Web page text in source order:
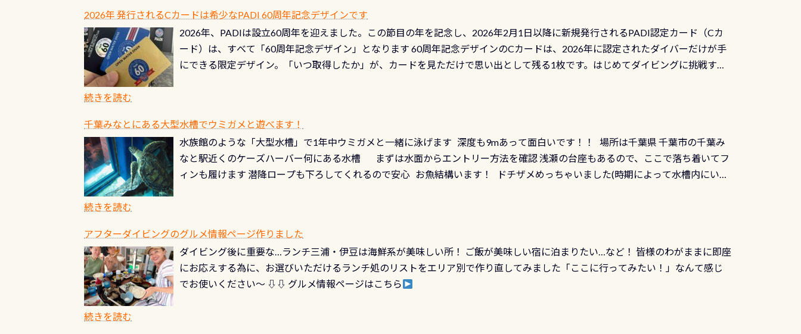
点検をする度に1行目の「水漏れ検査代」が5,500円掛かります そこで下記のキャンペーンを利用してみてはどうでしょうか？
8/31までの間に、ドライスーツの点検・オーバーホールを出して頂いた方は、上記の水検査料5,500円がなんと無料になります！
ドライスーツクリーニングだけでも出そうと思ってる方は、セットでこの水検査も出しましょう！そし続きを読む
ませ 6月から10月の間で開催しております 長良川ってどんな川？ 長良川は日本三大清流(四万十川、柿田川)の１つに数えられ
る清流（水質汚染の少ない、または無い川のこと）で岐阜県の郡上市に始まり、美濃を経て伊勢湾に流れます1985年には環境省
の「名水100選」にまた2001年には「日本の水浴場88選」に全国で唯一河川で選ばれた清流です川にしては珍しく、水深が深い
ところでは12mほどあり十分ダイビングを楽しむことが出来ます 川原からのエントリーエキジットは正に大自然の中でのダイビ
ダウンカレントが発生している箇所などもあり、なかなか海では見られない光景です 透明度の良い川を数百メートルドリフトす
る(流される)のは快感です！ 特別天然記念物「オオサンショウウオ」が見れる 長良川ダイビング最大の見どころがこの特別天然
記念物の「オオサンショウウオ」です 大きなものでは体長1mを超える世界最大の両生類です個体数が少なくかなり貴重な生物で
すが、ここ長良川ではかなりの確立で見ることが出来ます特別天然記念物と言えば他には「 続きを読む
2026年 発行されるCカードは希少なPADI 60周年記念デザインです
2026年、PADIは設立60周年を迎えました。この節目の年を記念し、2026年2月1日以降に新規発行されるPADI認定カード（Cカ
ード）は、すべて「60周年記念デザイン」となります 60周年記念デザインのCカードは、2026年に認定されたダイバーだけが手
にできる限定デザイン。「いつ取得したか」が、カードを見ただけで思い出として残る1枚です。はじめてダイビングに挑戦する
終営業日までの発行分 【注意事項】※ PADI Freediver、Mermaid、EFR、TECなど特別プログラムの専用カードが発行されるもの
やオリジナルカード対象のディスティンクティブ・スペシャルティ、AWAREデザインカードを申し込みの方は対象外となりま
す。 ※ 2026年12月の認定でも、2027年1月以降に発行されるカードは通常デザインとなります ダイビングは、始めた「年」も
思い出になる ダイビングを始めるきっかけは人それぞれ。でも、「いつ始めたか」は、あとから振り返ると大切な思い出になり
も、ワクワクが続く60周年限定企画です。コースを修了されたら、ぜひ参加してみてくださいね 毎月60名様、年間720名様に
PADIグッズが当たるチャンス 受講したPADIダイブセンター／リゾートが用意したオリジナル景品が当たることも！ PADIデジタ
ルくじに参加する
続きを読む
千葉みなとにある大型水槽でウミガメと遊べます！
水族館のような「大型水槽」で1年中ウミガメと一緒に泳げます 深度も9mあって面白いです！！ 場所は千葉県 千葉市の千葉み
なと駅近くのケーズハーバー何にある水槽 まずは水面からエントリー方法を確認 浅瀬の台座もあるので、ここで落ち着いてフ
ィンも履けます 潜降ロープも下ろしてくれるので安心 お魚結構います！ ドチザメめっちゃいました(時期によって水槽内にいる
楽しみ頂けます 反対側の窓からも見ることが出来るので、付き添いの方とも記念撮影も出来ますよ スキンダイビングでも参加
できます！ かなり楽しめます是非ご参加ください！ 写真撮影の練習や、4時間たっぷり利用出来るので、普通に中性浮力の練習
にもなりますヨ 料金等、詳しくは 詳細はこちら
続きを読む
アフターダイビングのグルメ情報ページ作りました
ダイビング後に重要な…ランチ三浦・伊豆は海鮮系が美味しい所！ ご飯が美味しい宿に泊まりたい…など！ 皆様のわがままに即座
にお応えする為に、お選びいただけるランチ処のリストをエリア別で作り直してみました「ここに行ってみたい！」なんて感じ
でお使いください～ ⇩⇩ グルメ情報ページはこちら
続きを読む